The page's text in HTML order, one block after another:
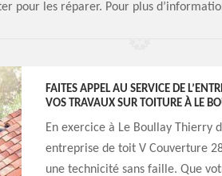
pour les réparer. Pour plus
FAITES APPEL AU SERVICE DE
VOS TRAVAUX SUR TOITURE À LE
En exercice à Le Boullay Thierry
entreprise de toit V Couverture
une technicité sans faille. Que